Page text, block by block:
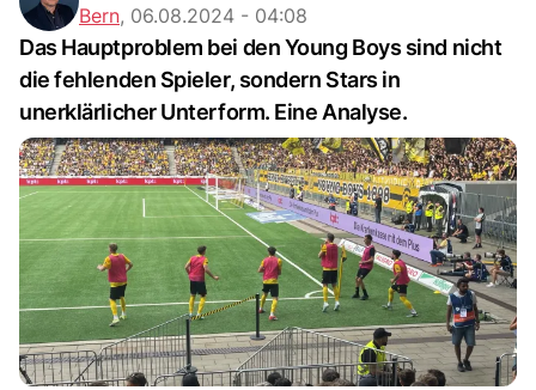
Bern, 06.08.2024 - 04:08
Das Hauptproblem bei den Young Boys sind nicht
die fehlenden Spieler, sondern Stars in
unerklärlicher Unterform. Eine Analyse.